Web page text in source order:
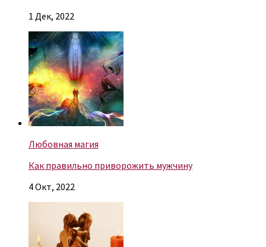
1 Дек, 2022
Любовная магия
Как правильно приворожить мужчину
4 Окт, 2022